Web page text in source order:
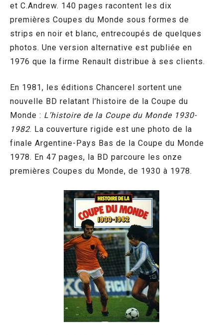
et C.Andrew. 140 pages racontent les dix
premières Coupes du Monde sous formes de
strips en noir et blanc, entrecoupés de quelques
photos. Une version alternative est publiée en
1976 que la firme Renault distribue à ses clients.
En 1981, les éditions Chancerel sortent une
nouvelle BD relatant l’histoire de la Coupe du
Monde : L’histoire de la Coupe du Monde 1930-
1982. La couverture rigide est une photo de la
finale Argentine-Pays Bas de la Coupe du Monde
1978. En 47 pages, la BD parcoure les onze
premières Coupes du Monde, de 1930 à 1978.